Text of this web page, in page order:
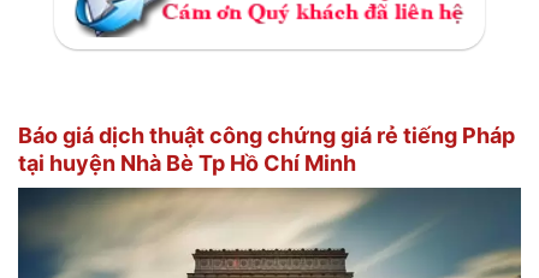
Báo giá dịch thuật công chứng giá rẻ tiếng Pháp
tại huyện Nhà Bè Tp Hồ Chí Minh